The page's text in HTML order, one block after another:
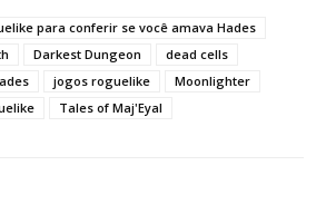
para conferir se você amava Hades
Darkest Dungeon
dead cells
jogos roguelike
Moonlighter
Tales of Maj'Eyal